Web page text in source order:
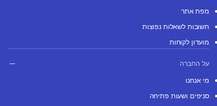
מפת אתר
תשובות לשאלות נפוצות
מועדון לקוחות
על החברה
מי אנחנו
סניפים ושעות פתיחה